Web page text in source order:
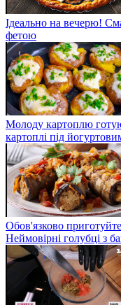
Ідеально на вечерю!
фетою
Молоду картоплю
картоплі під
Обов'язково
Неймовірні голубці з